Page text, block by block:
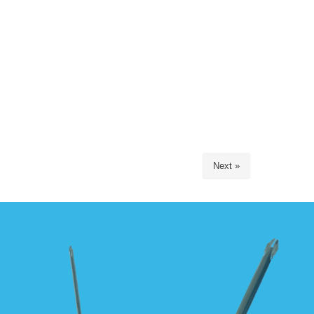
Next »